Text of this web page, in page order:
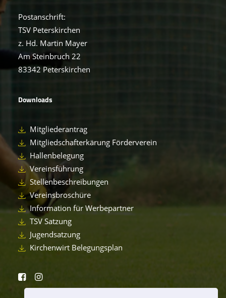
Postanschrift:
TSV Peterskirchen
z. Hd. Martin Mayer
Am Steinbruch 22
83342 Peterskirchen
Downloads
Mitgliederantrag
Mitgliedschafterkärung Förderverein
Hallenbelegung
Vereinsführung
Stellenbeschreibungen
Vereinsbroschüre
Information für Werbepartner
TSV Satzung
Jugendsatzung
Kirchenwirt Belegungsplan